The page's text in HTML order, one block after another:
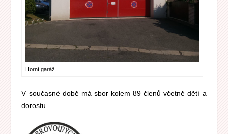
Horní garáž
V současné době má sbor kolem 89 členů včetně dětí a
dorostu.